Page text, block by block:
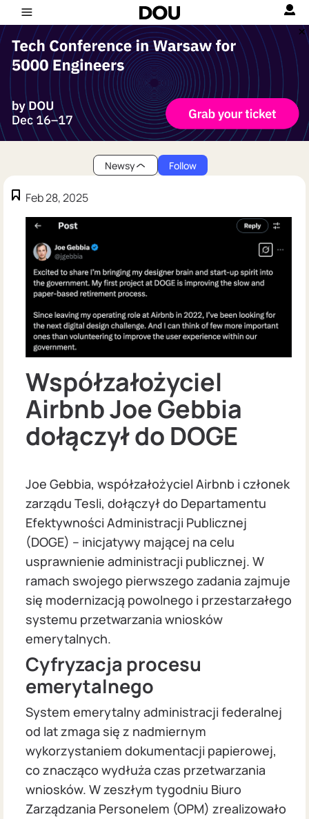
Newsy Follow
Feb 28, 2025
Współzałożyciel
Airbnb Joe Gebbia
dołączył do DOGE
Joe Gebbia, współzałożyciel Airbnb i członek
zarządu Tesli, dołączył do Departamentu
Efektywności Administracji Publicznej
(DOGE) – inicjatywy mającej na celu
usprawnienie administracji publicznej. W
ramach swojego pierwszego zadania zajmuje
się modernizacją powolnego i przestarzałego
systemu przetwarzania wniosków
emerytalnych.
Cyfryzacja procesu
emerytalnego
System emerytalny administracji federalnej
od lat zmaga się z nadmiernym
wykorzystaniem dokumentacji papierowej,
co znacząco wydłuża czas przetwarzania
wniosków. W zeszłym tygodniu Biuro
Zarządzania Personelem (OPM) zrealizowało